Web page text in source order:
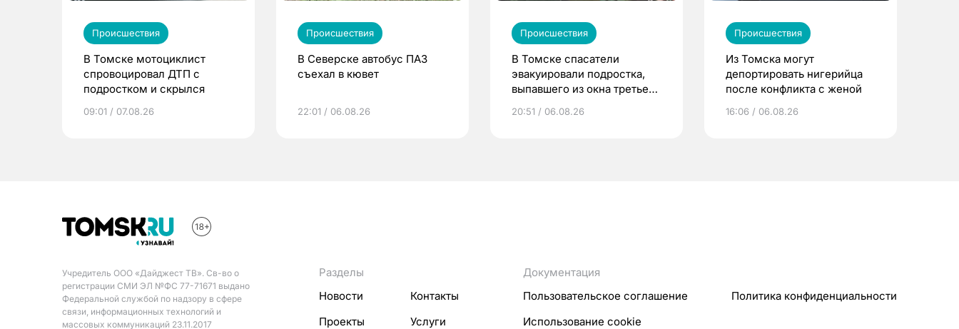
Происшествия
В Томске мотоциклист
спровоцировал ДТП с
подростком и скрылся
09:01 / 07.08.26
Происшествия
В Северске автобус ПАЗ
съехал в кювет
22:01 / 06.08.26
Происшествия
В Томске спасатели
эвакуировали подростка,
выпавшего из окна третьего
20:51 / 06.08.26
Происшествия
Из Томска могут
депортировать нигерийца
после конфликта с женой
16:06 / 06.08.26
Учредитель ООО «Дайджест ТВ». Св-во о
регистрации СМИ ЭЛ №ФС 77-71671 выдано
Федеральной службой по надзору в сфере
связи, информационных технологий и
массовых коммуникаций 23.11.2017
Разделы
Новости
Контакты
Проекты
Услуги
Документация
Пользовательское соглашение
Политика конфиденциальности
Использование cookie